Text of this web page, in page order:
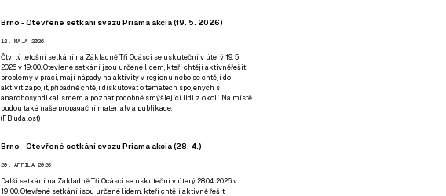
Brno - Otevřené setkání svazu Priama akcia (19. 5. 2026)
12. MÁJA 2026
Čtvrtý letošní setkání na Základně Tři Ocásci se uskuteční v úterý 19. 5.
2026 v 19:00. Otevřené setkání jsou určené lidem, kteří chtějí aktivněřešit
problémy v práci, mají nápady na aktivity v regionu nebo se chtějí do
aktivit zapojit, případně chtějí diskutovat o tématech spojených s
anarchosyndikalismem a poznat podobně smýšlející lidi z okolí. Na místě
budou také naše propagační materiály a publikace.
(FB událost)
Brno - Otevřené setkání svazu Priama akcia (28. 4.)
20. APRÍLA 2026
Další setkání na Základně Tři Ocásci se uskuteční v úterý 28.04. 2026 v
19:00. Otevřené setkání jsou určené lidem, kteří chtějí aktivně řešit